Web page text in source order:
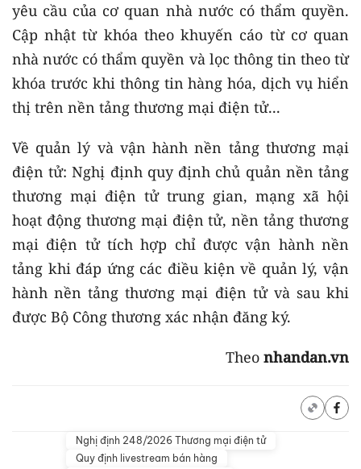
yêu cầu của cơ quan nhà nước có thẩm quyền.
Cập nhật từ khóa theo khuyến cáo từ cơ quan
nhà nước có thẩm quyền và lọc thông tin theo từ
khóa trước khi thông tin hàng hóa, dịch vụ hiển
thị trên nền tảng thương mại điện tử...
Về quản lý và vận hành nền tảng thương mại
điện tử: Nghị định quy định chủ quản nền tảng
thương mại điện tử trung gian, mạng xã hội
hoạt động thương mại điện tử, nền tảng thương
mại điện tử tích hợp chỉ được vận hành nền
tảng khi đáp ứng các điều kiện về quản lý, vận
hành nền tảng thương mại điện tử và sau khi
được Bộ Công thương xác nhận đăng ký.
Theo nhandan.vn
Nghị định 248/2026 Thương mại điện tử
Quy định livestream bán hàng